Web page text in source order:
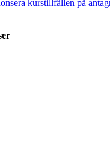
kurstillfällen på